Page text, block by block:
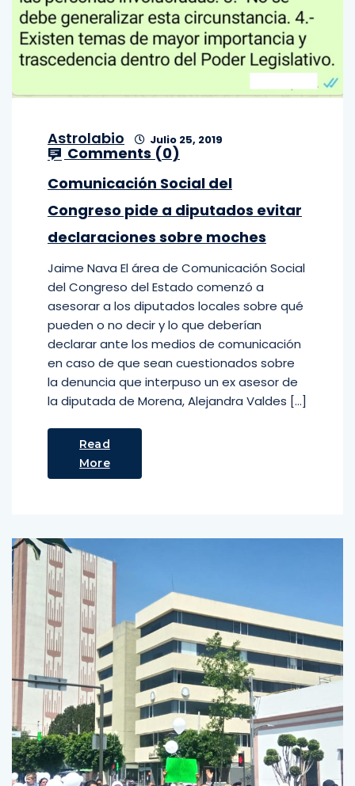
Astrolabio Julio 25, 2019
Comments (0)
Comunicación Social del
Congreso pide a diputados evitar
declaraciones sobre moches
Jaime Nava El área de Comunicación Social
del Congreso del Estado comenzó a
asesorar a los diputados locales sobre qué
pueden o no decir y lo que deberían
declarar ante los medios de comunicación
en caso de que sean cuestionados sobre
la denuncia que interpuso un ex asesor de
la diputada de Morena, Alejandra Valdes […]
Read
More